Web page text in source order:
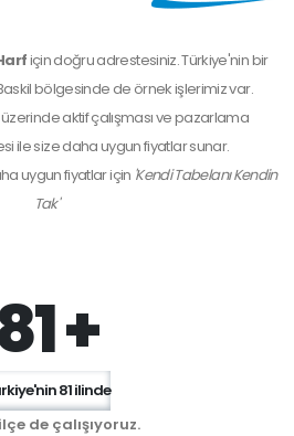
için doğru adrestesiniz. Türkiye'nin bir
bölgesinde de örnek işlerimiz var.
aktif çalışması ve pazarlama
ile size daha uygun fiyatlar sunar.
uygun fiyatlar için 'Kendi Tabelanı Kendin
Tak'
+
81 ilinde
de çalışıyoruz.